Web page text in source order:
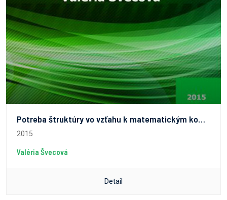
Potreba štruktúry vo vzťahu k matematickým kompetenciám budúcich učiteľov pre primárne vzdelávanie
2015
Valéria Švecová
Detail